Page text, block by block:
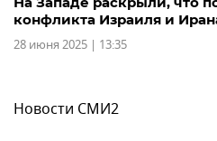
конфликта Израиля и
28 июня 2025 | 13:35
Новости СМИ2